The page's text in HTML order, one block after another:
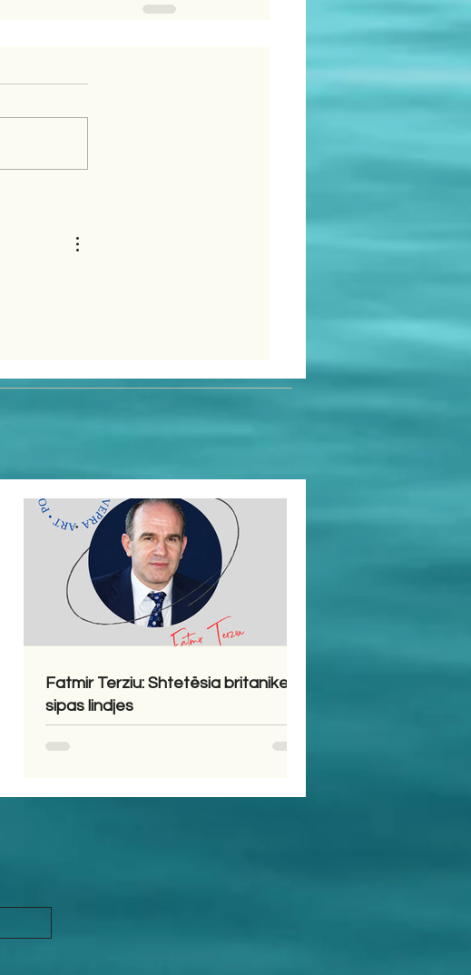
Fatmir Terziu: Shtetësia britanike
sipas lindjes